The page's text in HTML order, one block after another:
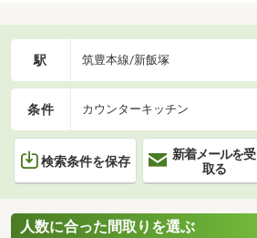
駅 筑豊本線/新飯塚
条件 カウンターキッチン
検索条件を保存
新着メールを受
取る
人数に合った間取りを選ぶ